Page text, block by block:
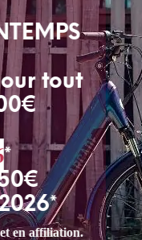
de
recyclé et le coton
la marque
à glissière.
tout
*
en affiliation.